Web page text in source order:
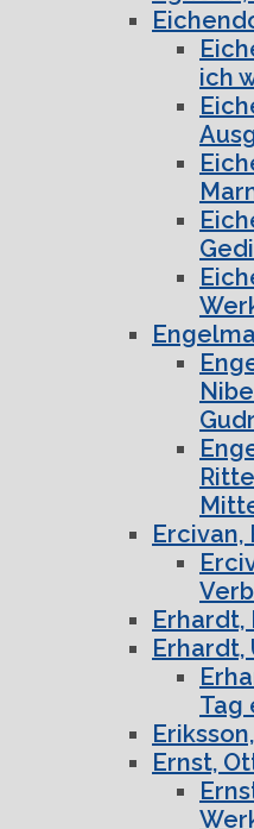
ich
Ercivan,
Erhardt,
Erhardt,
Tag
Ernst,